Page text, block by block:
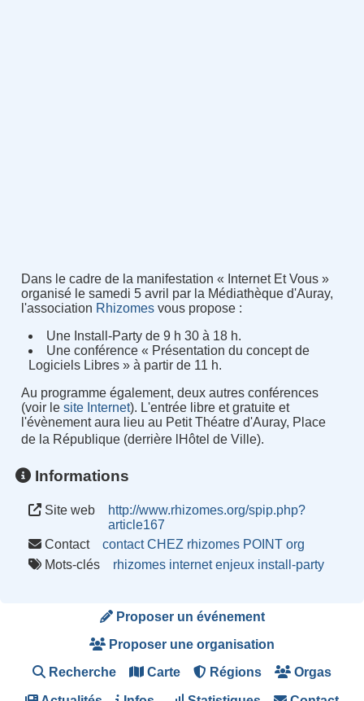
Dans le cadre de la manifestation « Internet Et Vous »
organisé le samedi 5 avril par la Médiathèque d'Auray,
l'association Rhizomesvous propose :
Une Install-Party de 9 h 30 à 18 h.
Une conférence « Présentation du concept de
Logiciels Libres » à partir de 11 h.
Au programme également, deux autres conférences
(voir le site Internet). L'entrée libre et gratuite et
l'évènement aura lieu au Petit Théatre d'Auray, Place
de la République (derrière lHôtel de Ville).
Informations
Site web
http://www.rhizomes.org/spip.php?
article167
Contact
contact CHEZ rhizomes POINT org
Mots-clés
rhizomes internet enjeux install-party
Proposer un événement
Proposer une organisation
Recherche Carte Régions Orgas